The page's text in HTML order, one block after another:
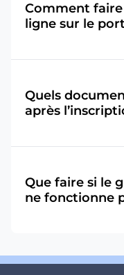
Comment
ligne sur le
Quels
après
Que faire si le
ne fonctionne